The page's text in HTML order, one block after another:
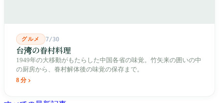
グルメ 7/30
台湾の眷村料理
1949年の大移動がもたらした中国各省の味覚。竹矢来の囲いの中
の厨房から、眷村解体後の味覚の保存まで。
8 分